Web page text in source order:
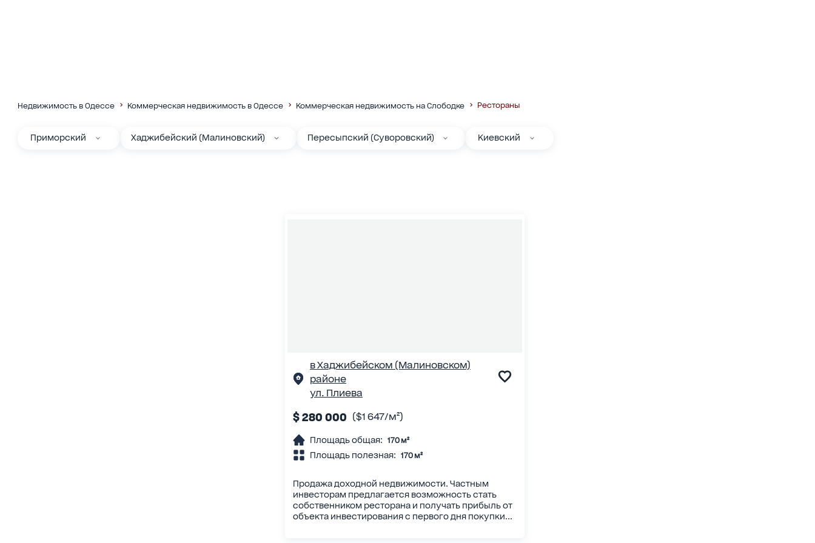
Недвижимость в Одессе Коммерческая недвижимость в Одессе Коммерческая недвижимость на Слободке Рестораны
Приморский Хаджибейский (Малиновский) Пересыпский (Суворовский) Киевский
в Хаджибейском (Малиновском)
районе
ул. Плиева
$ 280 000 ($1 647/м²)
Площадь общая: 170 м²
Площадь полезная: 170 м²
Продажа доходной недвижимости. Частным
инвесторам предлагается возможность стать
собственником ресторана и получать прибыль от
объекта инвестирования с первого дня покупки...